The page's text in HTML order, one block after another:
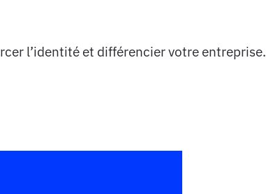
l’identité et différencier votre entreprise.